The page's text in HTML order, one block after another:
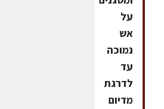
על
אש
נמוכה
עד
לדרגת
מדיום